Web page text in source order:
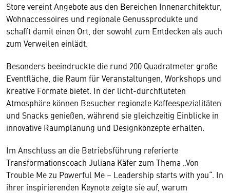
Store vereint Angebote aus den Bereichen Innenarchitektur,
Wohnaccessoires und regionale Genussprodukte und
schafft damit einen Ort, der sowohl zum Entdecken als auch
zum Verweilen einlädt.
Besonders beeindruckte die rund 200 Quadratmeter große
Eventfläche, die Raum für Veranstaltungen, Workshops und
kreative Formate bietet. In der licht-durchfluteten
Atmosphäre können Besucher regionale Kaffeespezialitäten
und Snacks genießen, während sie gleichzeitig Einblicke in
innovative Raumplanung und Designkonzepte erhalten.
Im Anschluss an die Betriebsführung referierte
Transformationscoach Juliana Käfer zum Thema „Von
Trouble Me zu Powerful Me – Leadership starts with you“. In
ihrer inspirierenden Keynote zeigte sie auf, warum